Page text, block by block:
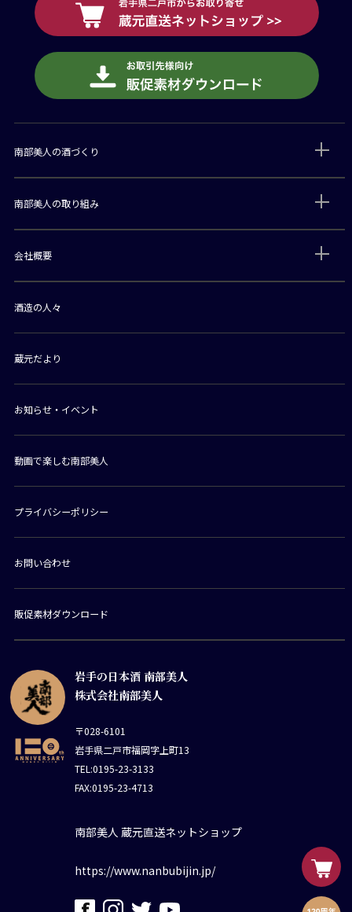
岩手の日本酒 南部美人
株式会社南部美人
〒028-6101
岩手県二戸市福岡字上町13
TEL:0195-23-3133
FAX:0195-23-4713
南部美人 蔵元直送ネットショップ
https://www.nanbubijin.jp/
南部美人の酒づくり
南部美人の取り組み
会社概要
酒造の人々
蔵元だより
お知らせ・イベント
動画で楽しむ南部美人
プライバシーポリシー
お問い合わせ
販促素材ダウンロード